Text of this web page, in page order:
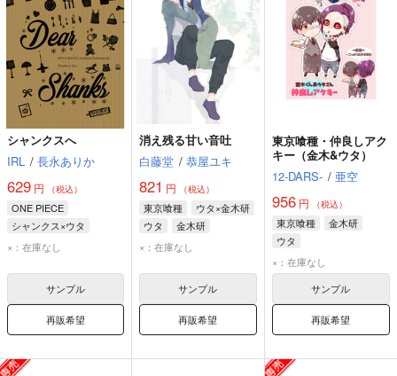
シャンクスへ
IRL / 長永ありか
629 円 （税込）
ONE PIECE
シャンクス×ウタ
シャンクス
×：在庫なし
サンプル
再販希望
消え残る甘い音吐
白藤堂 / 恭屋ユキ
821 円 （税込）
東京喰種
ウタ×金木研
ウタ
金木研
×：在庫なし
サンプル
再販希望
東京喰種・仲良しアク
キー（金木&ウタ）
12-DARS- / 亜空
956円 （税込）
東京喰種
金木研
ウタ
×：在庫なし
サンプル
再販希望